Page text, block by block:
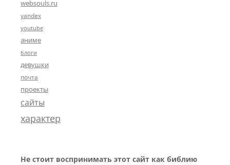
websouls.ru
yandex
youtube
аниме
блоги
девушки
почта
проекты
сайты
характер
Не стоит воспринимать этот сайт как библию